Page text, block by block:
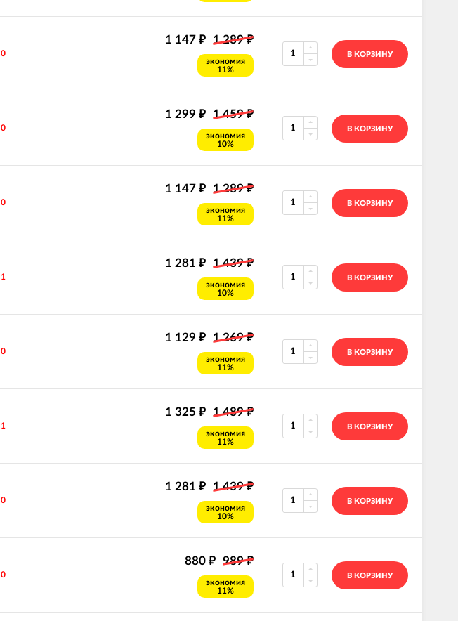
1 147 ₽ 1 289₽
экономия
11%
0 В КОРЗИНУ
1 299 ₽ 1 459₽
экономия
10%
0 В КОРЗИНУ
1 147 ₽ 1 289₽
экономия
11%
0 В КОРЗИНУ
1 281 ₽ 1 439₽
экономия
10%
1 В КОРЗИНУ
1 129 ₽ 1 269₽
экономия
11%
0 В КОРЗИНУ
1 325 ₽ 1 489₽
экономия
11%
1 В КОРЗИНУ
1 281 ₽ 1 439₽
экономия
10%
0 В КОРЗИНУ
880 ₽ 989₽
экономия
11%
0 В КОРЗИНУ